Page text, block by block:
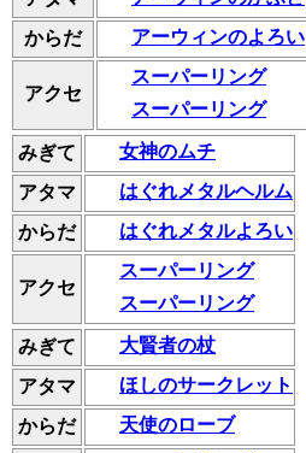
からだ
アーウィンのよろい
アクセ
スーパーリング
スーパーリング
みぎて
女神のムチ
アタマ
はぐれメタルヘルム
からだ
はぐれメタルよろい
アクセ
スーパーリング
スーパーリング
みぎて
大賢者の杖
アタマ
ほしのサークレット
からだ
天使のローブ